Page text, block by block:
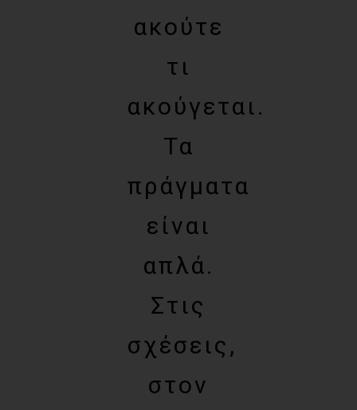
ακούτε
τι
ακούγεται.
Τα
πράγματα
είναι
απλά.
Στις
σχέσεις,
στον